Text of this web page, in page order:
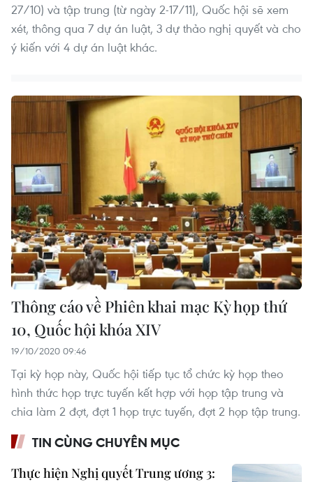
27/10) và tập trung (từ ngày 2-17/11), Quốc hội sẽ xem
xét, thông qua 7 dự án luật, 3 dự thảo nghị quyết và cho
ý kiến với 4 dự án luật khác.
Thông cáo về Phiên khai mạc Kỳ họp thứ
10, Quốc hội khóa XIV
19/10/2020 09:46
Tại kỳ họp này, Quốc hội tiếp tục tổ chức kỳ họp theo
hình thức họp trực tuyến kết hợp với họp tập trung và
chia làm 2 đợt, đợt 1 họp trực tuyến, đợt 2 họp tập trung.
TIN CÙNG CHUYÊN MỤC
Thực hiện Nghị quyết Trung ương 3: